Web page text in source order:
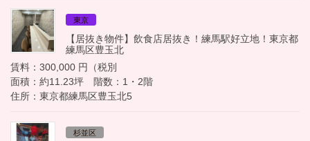
東京
【居抜き物件】飲食店居抜き！練馬駅好立地！東京都
練馬区豊玉北
賃料：300,000 円（税別
面積：約11.23坪 階数：1・2階
住所：東京都練馬区豊玉北5
杉並区